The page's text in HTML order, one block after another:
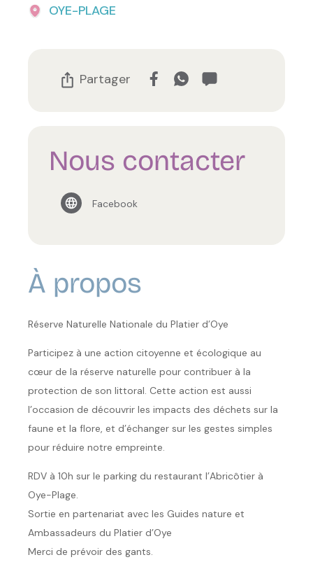
OYE-PLAGE
Partager
Nous contacter
Facebook
À propos
Réserve Naturelle Nationale du Platier d’Oye
Participez à une action citoyenne et écologique au
cœur de la réserve naturelle pour contribuer à la
protection de son littoral. Cette action est aussi
l’occasion de découvrir les impacts des déchets sur la
faune et la flore, et d’échanger sur les gestes simples
pour réduire notre empreinte.
RDV à 10h sur le parking du restaurant l’Abricôtier à
Oye-Plage.
Sortie en partenariat avec les Guides nature et
Ambassadeurs du Platier d’Oye
Merci de prévoir des gants.